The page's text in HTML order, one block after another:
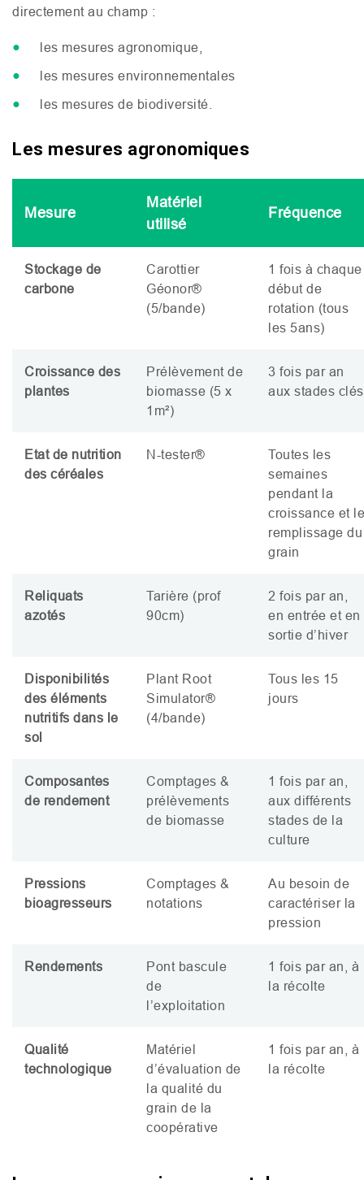
directement au champ :
les mesures agronomique,
les mesures environnementales
les mesures de biodiversité.
Les mesures agronomiques
Mesure
Matériel
utilisé
Fréquence
Stockage de
carbone
Carottier
Géonor®
(5/bande)
1 fois à chaque
début de
rotation (tous
les 5ans)
Croissance des
plantes
Prélèvement de
biomasse (5 x
1m²)
3 fois par an
aux stades clés
Etat de nutrition
des céréales
N-tester®
Toutes les
semaines
pendant la
croissance et le
remplissage du
grain
Reliquats
azotés
Tarière (prof
90cm)
2 fois par an,
en entrée et en
sortie d’hiver
Disponibilités
des éléments
nutritifs dans le
sol
Plant Root
Simulator®
(4/bande)
Tous les 15
jours
Composantes
de rendement
Comptages &
prélèvements
de biomasse
1 fois par an,
aux différents
stades de la
culture
Pressions
bioagresseurs
Comptages &
notations
Au besoin de
caractériser la
pression
Rendements
Pont bascule
de
l’exploitation
1 fois par an, à
la récolte
Qualité
technologique
Matériel
d’évaluation de
la qualité du
grain de la
coopérative
1 fois par an, à
la récolte